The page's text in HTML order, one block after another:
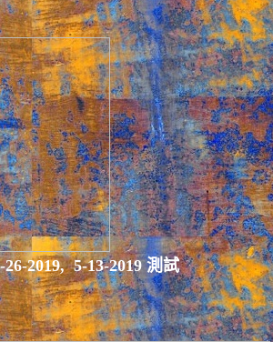
26-2019,5-13-2019 測試